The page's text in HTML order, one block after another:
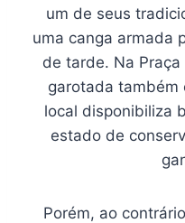
um de seus
uma canga armada
de tarde. Na
garotada também
local disponibiliza
estado de
Porém, ao